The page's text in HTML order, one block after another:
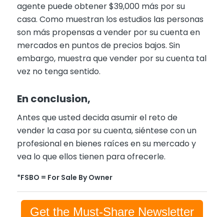
agente puede obtener $39,000 más por su
casa. Como muestran los estudios las personas
son más propensas a vender por su cuenta en
mercados en puntos de precios bajos. Sin
embargo, muestra que vender por su cuenta tal
vez no tenga sentido.
En conclusion,
Antes que usted decida asumir el reto de
vender la casa por su cuenta, siéntese con un
profesional en bienes raíces en su mercado y
vea lo que ellos tienen para ofrecerle.
*FSBO = For Sale By Owner
Get the Must-Share Newsletter